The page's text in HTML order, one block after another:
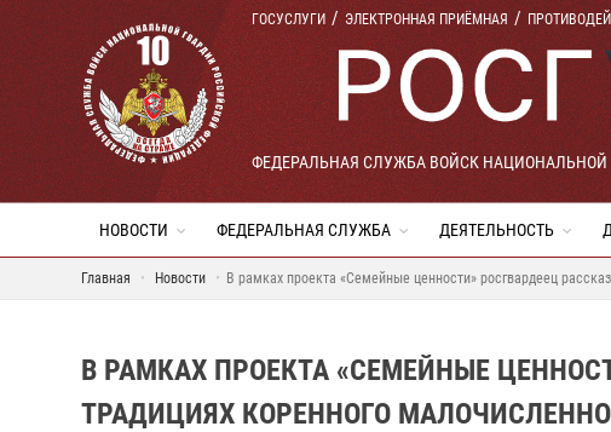
ГОСУСЛУГИ ЭЛЕКТРОННАЯ ПРИЁМНАЯ
ФЕДЕРАЛЬНАЯ СЛУЖБА ВОЙСК
НОВОСТИ ФЕДЕРАЛЬНАЯ СЛУЖБА ДЕЯТЕЛЬНОСТЬ
Главная Новости В рамках проекта «Семейные ценности» росгвардеец
В РАМКАХ ПРОЕКТА «СЕМЕЙНЫЕ
ТРАДИЦИЯХ КОРЕННОГО